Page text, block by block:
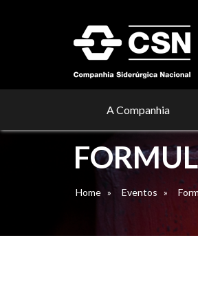
A Companhia
Home » Eventos »